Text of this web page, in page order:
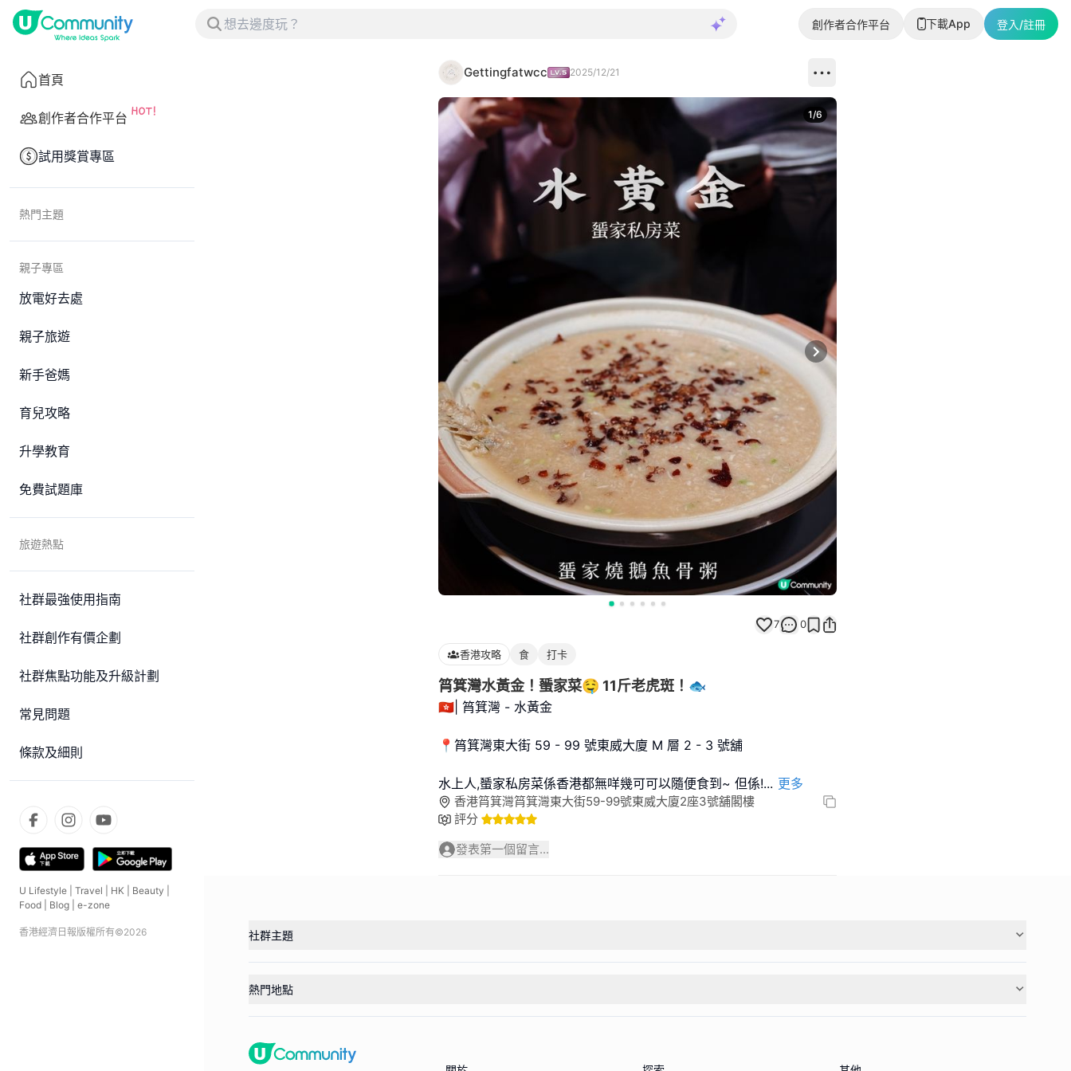
創作者合作平台 下載App 登入/註冊
首頁
創作者合作平台
試用獎賞專區
熱門主題
親子專區
放電好去處
親子旅遊
新手爸媽
育兒攻略
升學教育
免費試題庫
旅遊熱點
社群最強使用指南
社群創作有價企劃
社群焦點功能及升級計劃
常見問題
條款及細則
U Lifestyle Travel HK Beauty
Food
Blog e-zone
香港經濟日報版權所有©2026
Gettingfatwcc 2025/12/21
Next slide
1/6
7 0
香港攻略 食 打卡
筲箕灣水黃金！蜑家菜🤤 11斤老虎斑！🐟
🇭🇰| 筲箕灣 - 水黃金
📍筲箕灣東大街 59 - 99 號東威大廈 M 層 2 - 3 號舖
水上人,蜑家私房菜係香港都無咩幾可可以隨便食到~ 但係!... 更多
香港筲箕灣筲箕灣東大街59-99號東威大廈2座3號舖閣樓
評分
發表第一個留言...
社群主題
熱門地點